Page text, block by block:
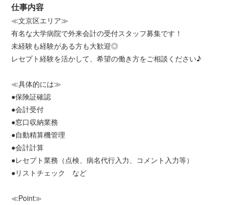
仕事内容
≪文京区エリア≫
有名な大学病院で外来会計の受付スタッフ募集です！
未経験も経験がある方も大歓迎◎
レセプト経験を活かして、希望の働き方をご相談ください♪
≪具体的には≫
●保険証確認
●会計受付
●窓口収納業務
●自動精算機管理
●会計計算
●レセプト業務（点検、病名代行入力、コメント入力等）
●リストチェック など
≪Point≫